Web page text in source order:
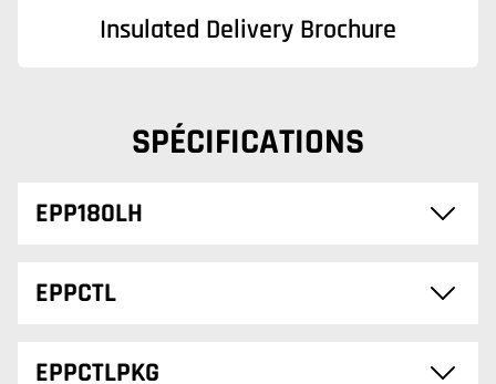
Insulated Delivery Brochure
SPÉCIFICATIONS
EPP180LH
EPPCTL
EPPCTLPKG